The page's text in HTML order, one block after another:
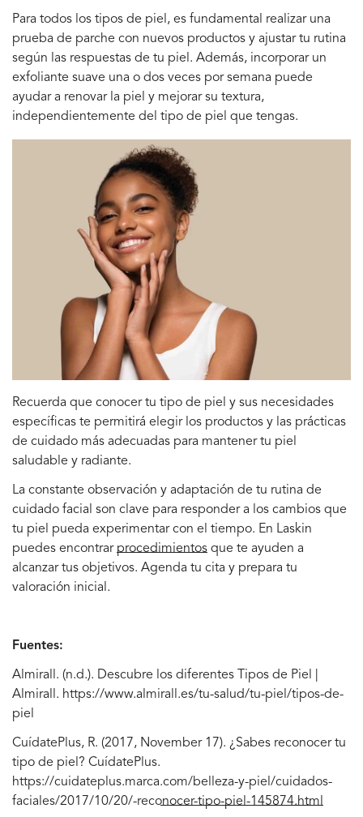
Para todos los tipos de piel, es fundamental realizar una
prueba de parche con nuevos productos y ajustar tu rutina
según las respuestas de tu piel. Además, incorporar un
exfoliante suave una o dos veces por semana puede
ayudar a renovar la piel y mejorar su textura,
independientemente del tipo de piel que tengas.
Recuerda que conocer tu tipo de piel y sus necesidades
específicas te permitirá elegir los productos y las prácticas
de cuidado más adecuadas para mantener tu piel
saludable y radiante.
La constante observación y adaptación de tu rutina de
cuidado facial son clave para responder a los cambios que
tu piel pueda experimentar con el tiempo. En Laskin
puedes encontrarprocedimientos que te ayuden a
alcanzar tus objetivos. Agenda tu cita y prepara tu
valoración inicial.
Fuentes:
Almirall. (n.d.). Descubre los diferentes Tipos de Piel |
Almirall. https://www.almirall.es/tu-salud/tu-piel/tipos-de-
piel
CuídatePlus, R. (2017, November 17). ¿Sabes reconocer tu
tipo de piel? CuídatePlus.
https://cuidateplus.marca.com/belleza-y-piel/cuidados-
faciales/2017/10/20/-reconocer-tipo-piel-145874.html